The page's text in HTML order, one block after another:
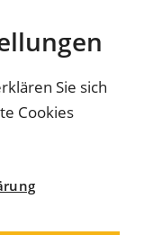
Sie sich
Cookies